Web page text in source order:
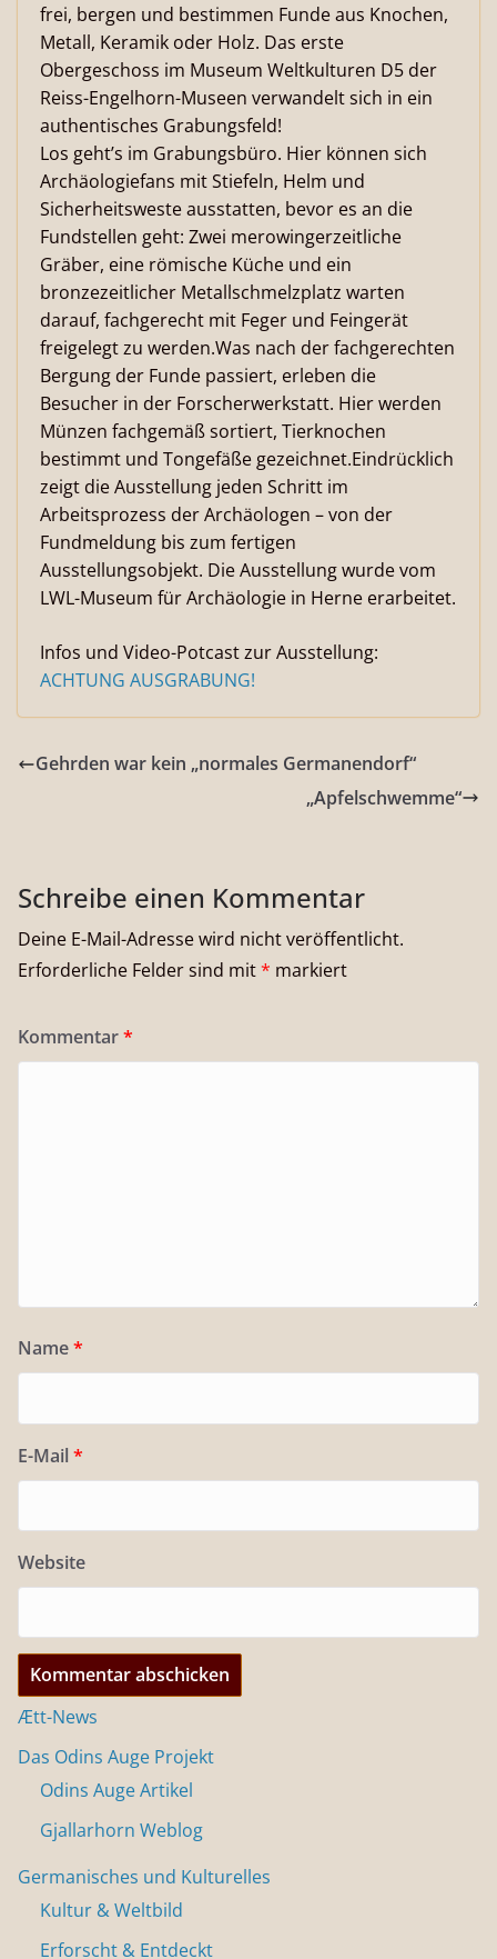
frei, bergen und bestimmen Funde aus Knochen,
Metall, Keramik oder Holz. Das erste
Obergeschoss im Museum Weltkulturen D5 der
Reiss-Engelhorn-Museen verwandelt sich in ein
authentisches Grabungsfeld!
Los geht’s im Grabungsbüro. Hier können sich
Archäologiefans mit Stiefeln, Helm und
Sicherheitsweste ausstatten, bevor es an die
Fundstellen geht: Zwei merowingerzeitliche
Gräber, eine römische Küche und ein
bronzezeitlicher Metallschmelzplatz warten
darauf, fachgerecht mit Feger und Feingerät
freigelegt zu werden.Was nach der fachgerechten
Bergung der Funde passiert, erleben die
Besucher in der Forscherwerkstatt. Hier werden
Münzen fachgemäß sortiert, Tierknochen
bestimmt und Tongefäße gezeichnet.Eindrücklich
zeigt die Ausstellung jeden Schritt im
Arbeitsprozess der Archäologen – von der
Fundmeldung bis zum fertigen
Ausstellungsobjekt. Die Ausstellung wurde vom
LWL-Museum für Archäologie in Herne erarbeitet.
Infos und Video-Potcast zur Ausstellung:
ACHTUNG AUSGRABUNG!
Gehrden war kein „normales Germanendorf“
„Apfelschwemme“
Schreibe einen Kommentar
Deine E-Mail-Adresse wird nicht veröffentlicht.
Erforderliche Felder sind mit* markiert
Kommentar*
Name*
E-Mail *
Website
Ætt-News
Das Odins Auge Projekt
Odins Auge Artikel
Gjallarhorn Weblog
Germanisches und Kulturelles
Kultur & Weltbild
Erforscht & Entdeckt